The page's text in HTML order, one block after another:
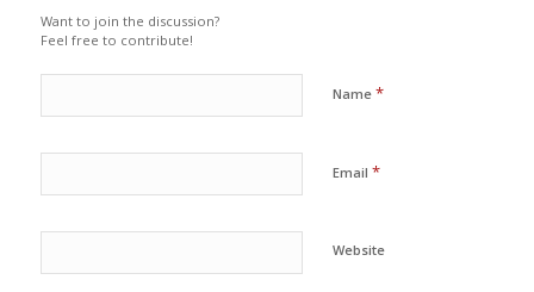
Want to join the discussion?
Feel free to contribute!
Name *
Email *
Website